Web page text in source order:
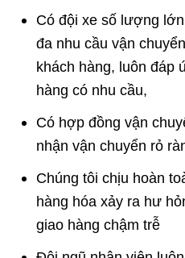
Có đội xe số lượng
đa nhu cầu vận
khách hàng, luôn đáp
hàng có nhu cầu,
Có hợp đồng vận
nhận vận chuyển rỏ
Chúng tôi chịu hoàn
hàng hóa xảy ra hư
giao hàng chậm trễ